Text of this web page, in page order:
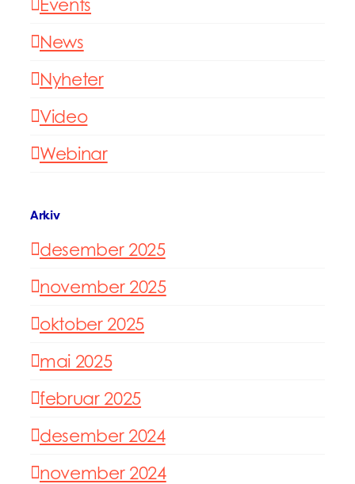
Events
News
Nyheter
Video
Webinar
Arkiv
desember 2025
november 2025
oktober 2025
mai 2025
februar 2025
desember 2024
november 2024